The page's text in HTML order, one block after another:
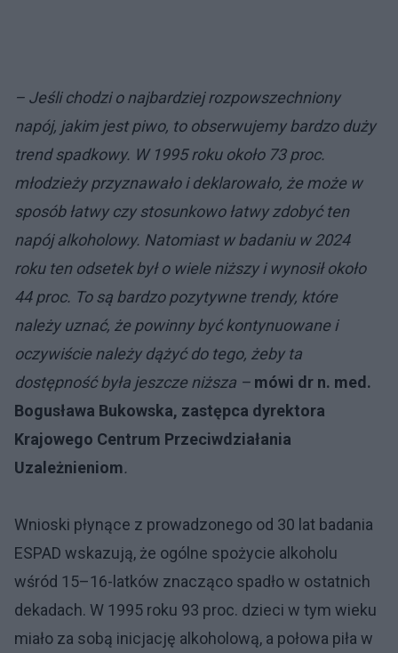
– Jeśli chodzi o najbardziej rozpowszechniony
napój, jakim jest piwo, to obserwujemy bardzo duży
trend spadkowy. W 1995 roku około 73 proc.
młodzieży przyznawało i deklarowało, że może w
sposób łatwy czy stosunkowo łatwy zdobyć ten
napój alkoholowy. Natomiast w badaniu w 2024
roku ten odsetek był o wiele niższy i wynosił około
44 proc. To są bardzo pozytywne trendy, które
należy uznać, że powinny być kontynuowane i
oczywiście należy dążyć do tego, żeby ta
dostępność była jeszcze niższa – mówi dr n. med.
Bogusława Bukowska, zastępca dyrektora
Krajowego Centrum Przeciwdziałania
Uzależnieniom.
Wnioski płynące z prowadzonego od 30 lat badania
ESPAD wskazują, że ogólne spożycie alkoholu
wśród 15–16-latków znacząco spadło w ostatnich
dekadach. W 1995 roku 93 proc. dzieci w tym wieku
miało za sobą inicjację alkoholową, a połowa piła w